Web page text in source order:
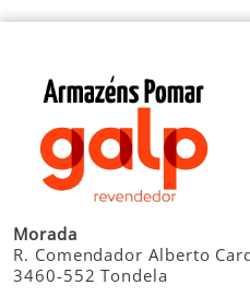
Morada
R. Comendador Alberto
3460-552 Tondela